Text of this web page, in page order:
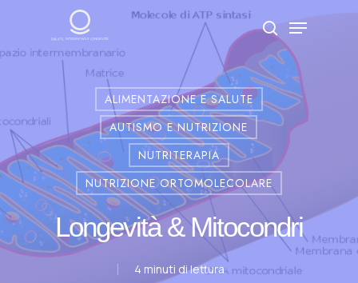
main
search
Menu
ALIMENTAZIONE E SALUTE
AUTISMO E NUTRIZIONE
NUTRITERAPIA
NUTRIZIONE ORTOMOLECOLARE
Longevità & Mitocondri
4 minuti di lettura